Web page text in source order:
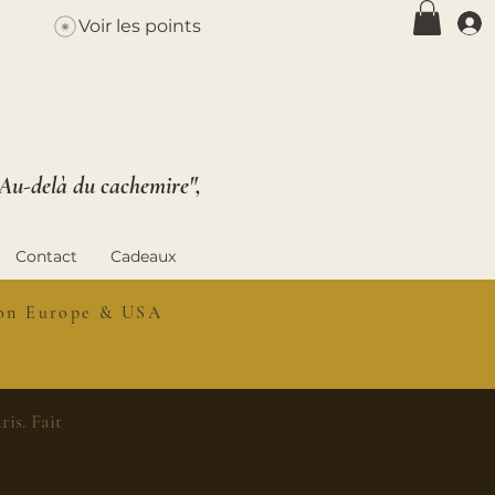
Voir les points
delà du cachemire",
Contact Cadeaux
Europe & USA
Fait